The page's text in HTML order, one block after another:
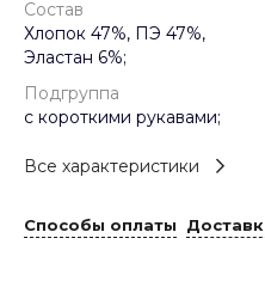
Состав
Хлопок 47%, ПЭ 47%,
Эластан 6%;
Подгруппа
с короткими рукавами;
Все характеристики
Способы оплаты